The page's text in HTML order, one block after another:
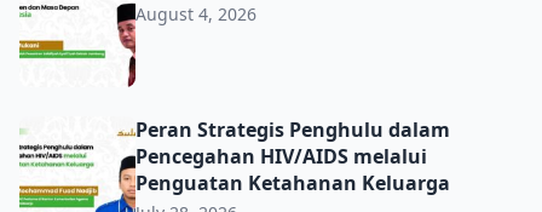
August 4, 2026
Peran Strategis Penghulu dalam Pencegahan HIV/AIDS
Peran Strategis Penghulu dalam
Pencegahan HIV/AIDS melalui
Penguatan Ketahanan Keluarga